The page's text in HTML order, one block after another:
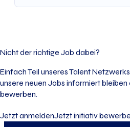
Nicht der richtige Job dabei?
Einfach Teil unseres Talent
unsere neuen Jobs informiert
bewerben.
Jetzt anmeldenJetzt initiativ